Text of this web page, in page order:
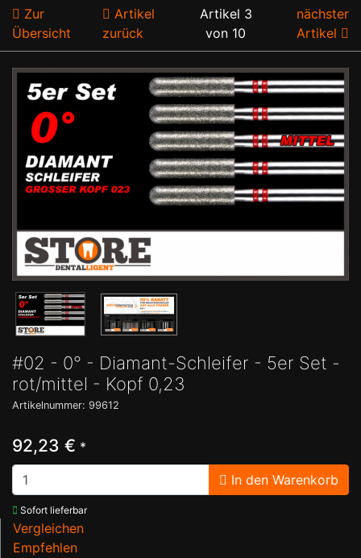
Zur
Übersicht
Artikel
zurück
Artikel 3
von 10
nächster
Artikel
#02 - 0° - Diamant-Schleifer - 5er Set -
rot/mittel - Kopf 0,23
Artikelnummer: 99612
92,23 € *
In den Warenkorb
Sofort lieferbar
Vergleichen
Empfehlen